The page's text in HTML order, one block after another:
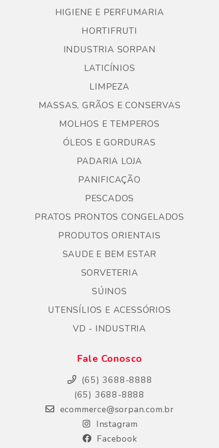
HIGIENE E PERFUMARIA
HORTIFRUTI
INDUSTRIA SORPAN
LATICÍNIOS
LIMPEZA
MASSAS, GRÃOS E CONSERVAS
MOLHOS E TEMPEROS
ÓLEOS E GORDURAS
PADARIA LOJA
PANIFICAÇÃO
PESCADOS
PRATOS PRONTOS CONGELADOS
PRODUTOS ORIENTAIS
SAUDE E BEM ESTAR
SORVETERIA
SÚINOS
UTENSÍLIOS E ACESSÓRIOS
VD - INDUSTRIA
Fale Conosco
(65) 3688-8888
(65) 3688-8888
ecommerce@sorpan.com.br
Instagram
Facebook